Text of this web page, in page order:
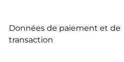
Données de paiement et de
transaction